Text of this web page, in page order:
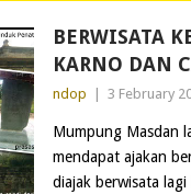
BERWISATA
KARNO DAN
ndop 3 February
Mumpung Masdan
mendapat ajakan
diajak berwisata